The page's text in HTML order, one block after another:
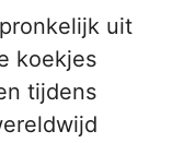
uit
koekjes
tijdens